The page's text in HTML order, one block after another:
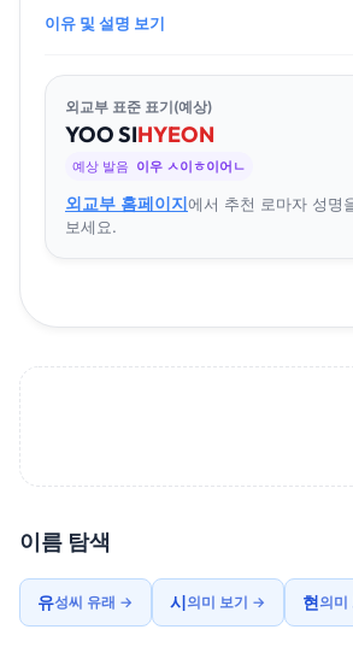
이유 및 설명 보기
외교부 표준 표기(예상)
YOOSIHYEON
예상 발음 이우 ㅅ이ㅎ이어ㄴ
외교부 홈페이지에서 추천 로마자 성명
보세요.
이름 탐색
유성씨 유래 → 시의미 보기 → 현의미